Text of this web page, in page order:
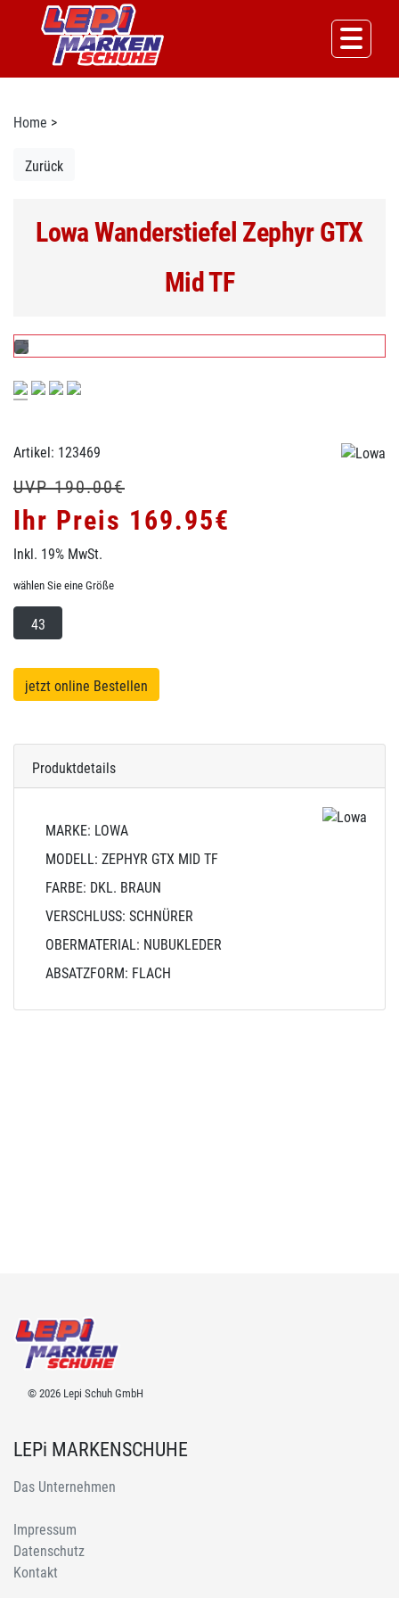
Home >
Zurück
Lowa Wanderstiefel Zephyr GTX
Mid TF
Artikel: 123469
UVP 190.00€
Ihr Preis 169.95€
Inkl. 19% MwSt.
wählen Sie eine Größe
43
jetzt online Bestellen
Produktdetails
MARKE: LOWA
MODELL: ZEPHYR GTX MID TF
FARBE: DKL. BRAUN
VERSCHLUSS: SCHNÜRER
OBERMATERIAL: NUBUKLEDER
ABSATZFORM: FLACH
© 2026 Lepi Schuh GmbH
LEPi MARKENSCHUHE
Das Unternehmen
Impressum
Datenschutz
Kontakt